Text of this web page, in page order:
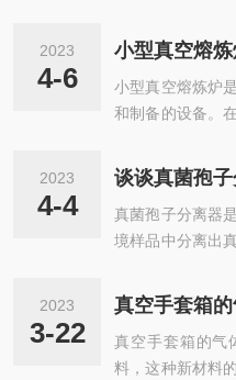
的阻力。对于同
因为粒度变细，
合样品。经过许
球磨机研磨材料
用户反馈已达到
机广泛适用于地
式球磨机为什么
球起着至关重要
2023
4-6
小型真空熔炼炉
和制备的设备。
材料结构。真空
导体等领域中的
熔炼炉可以制备
等。此外，熔炼
下的低压和高温
程中，可以添加
2023
4-4
真菌孢子分离器
境样品中分离出
设备来分离和收
工作原理是利用
子从环境样品中
通过气流使孢子
2023
3-22
真空手套箱的气
料，这种新材料